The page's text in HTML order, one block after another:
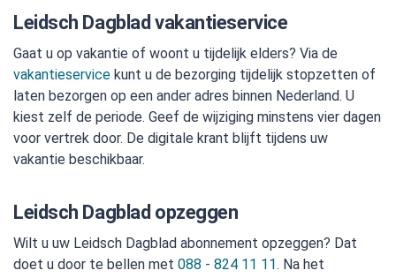
Leidsch Dagblad vakantieservice
Gaat u op vakantie of woont u tijdelijk elders? Via de
vakantieservice kunt u de bezorging tijdelijk stopzetten of
laten bezorgen op een ander adres binnen Nederland. U
kiest zelf de periode. Geef de wijziging minstens vier dagen
voor vertrek door. De digitale krant blijft tijdens uw
vakantie beschikbaar.
Leidsch Dagblad opzeggen
Wilt u uw Leidsch Dagblad abonnement opzeggen? Dat
doet u door te bellen met 088 - 824 11 11. Na het